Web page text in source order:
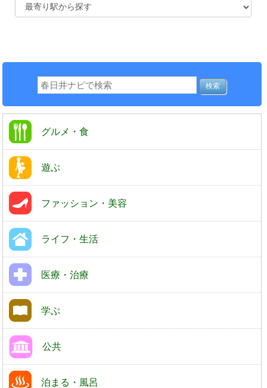
グルメ・食
遊ぶ
ファッション・美容
ライフ・生活
医療・治療
学ぶ
公共
泊まる・風呂